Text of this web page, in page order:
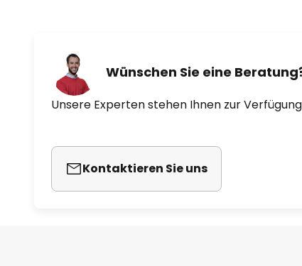
Wünschen Sie eine
Unsere Experten stehen Ihnen zur
Kontaktieren Sie uns